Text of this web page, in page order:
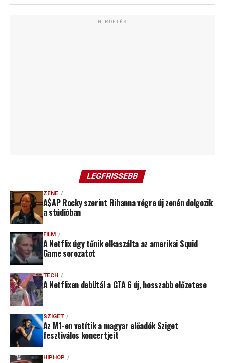
HIRDETÉS
LEGFRISSEBB
ZENE
A$AP Rocky szerint Rihanna végre új zenén dolgozik
a stúdióban
FILM
A Netflix úgy tűnik elkaszálta az amerikai Squid
Game sorozatot
TECH
A Netflixen debütál a GTA 6 új, hosszabb előzetese
SZIGET
Az M1-en vetítik a magyar előadók Sziget
fesztiválos koncertjeit
HIPHOP